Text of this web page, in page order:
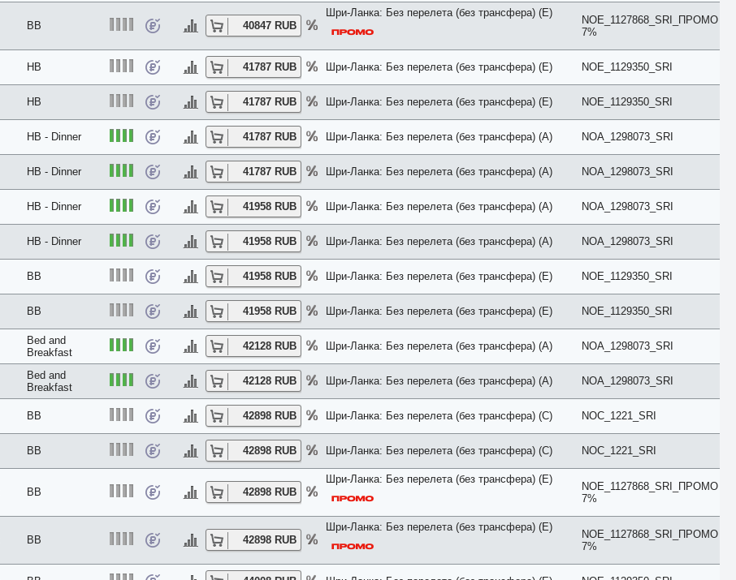
Апартаменты
Балкон
Бизнес
Бунгало
Вид во двор
Вид на горы
Вид на море
Вид на парк
Вид на реку
Вилла
Делюкс
Джуниор Сьют
Домик
Евролюкс
каюта
Комфорт
Коттедж
Люкс
Мансарда
Пентхаус
Полулюкс
Представительский
Президентский
Премиум
Семейный
Смарт
Стандарт
Супериор
Терраса
Улучшенный
Эко
BB 40847 RUB
Шри-Ланка: Без перелета (без трансфера) (E)
NOE_1127868_SRI_ПРОМО
7%
HB 41787 RUB Шри-Ланка: Без перелета (без трансфера) (E) NOE_1129350_SRI
HB 41787 RUB Шри-Ланка: Без перелета (без трансфера) (E) NOE_1129350_SRI
HB - Dinner 41787 RUB Шри-Ланка: Без перелета (без трансфера) (A) NOA_1298073_SRI
HB - Dinner 41787 RUB Шри-Ланка: Без перелета (без трансфера) (A) NOA_1298073_SRI
HB - Dinner 41958 RUB Шри-Ланка: Без перелета (без трансфера) (A) NOA_1298073_SRI
HB - Dinner 41958 RUB Шри-Ланка: Без перелета (без трансфера) (A) NOA_1298073_SRI
BB 41958 RUB Шри-Ланка: Без перелета (без трансфера) (E) NOE_1129350_SRI
BB 41958 RUB Шри-Ланка: Без перелета (без трансфера) (E) NOE_1129350_SRI
Bed and
Breakfast
42128 RUB Шри-Ланка: Без перелета (без трансфера) (A) NOA_1298073_SRI
Bed and
Breakfast
42128 RUB Шри-Ланка: Без перелета (без трансфера) (A) NOA_1298073_SRI
BB 42898 RUB Шри-Ланка: Без перелета (без трансфера) (C) NOC_1221_SRI
BB 42898 RUB Шри-Ланка: Без перелета (без трансфера) (C) NOC_1221_SRI
BB 42898 RUB
Шри-Ланка: Без перелета (без трансфера) (E)
NOE_1127868_SRI_ПРОМО
7%
BB 42898 RUB
Шри-Ланка: Без перелета (без трансфера) (E)
NOE_1127868_SRI_ПРОМО
7%